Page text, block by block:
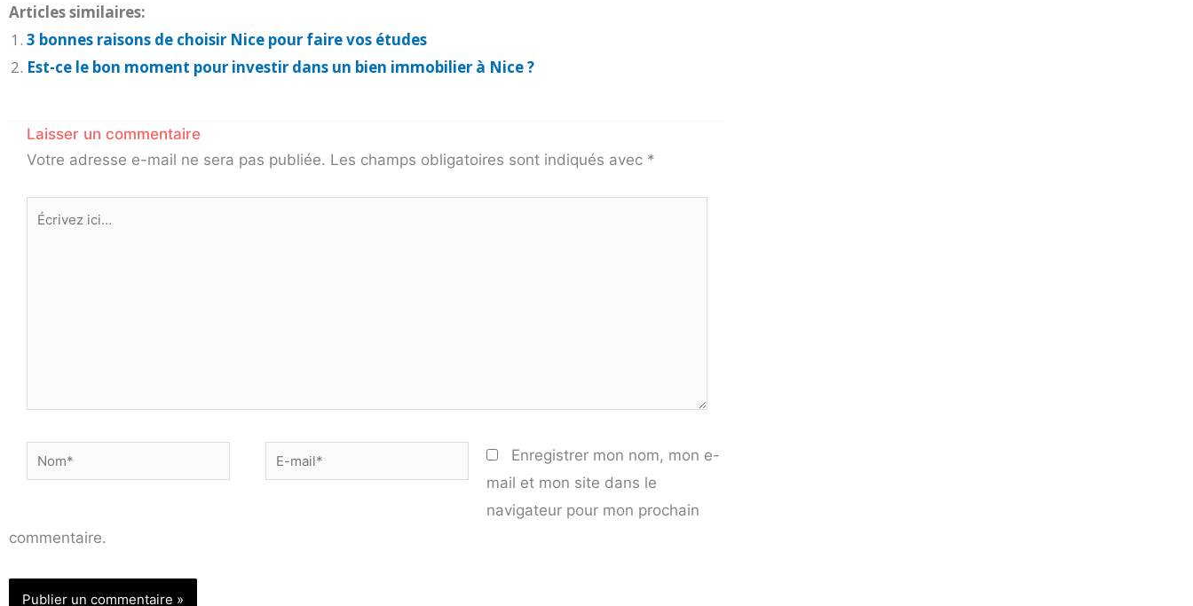
Articles similaires:
3 bonnes raisons de choisir Nice pour faire vos études
Est-ce le bon moment pour investir dans un bien immobilier à Nice ?
Laisser un commentaire
Votre adresse e-mail ne sera pas publiée. Les champs obligatoires sont indiqués avec *
Écrivez
Nom*
E-
mail*
Enregistrer mon nom, mon e-
mail et mon site dans le
navigateur pour mon prochain
commentaire.